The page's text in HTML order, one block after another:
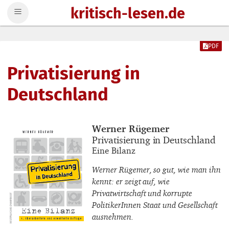
kritisch-lesen.de
Privatisierung in
Deutschland
PDF
Buchautor_innen
Werner Rügemer
Buchtitel
Privatisierung in Deutschland
Buchuntertitel
Eine Bilanz
Werner Rügemer, so gut, wie man ihn
kennt: er zeigt auf, wie
Privatwirtschaft und korrupte
PolitikerInnen Staat und Gesellschaft
ausnehmen.